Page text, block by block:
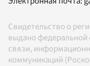
Свидетельство о
выдано
связи,
коммуникаций